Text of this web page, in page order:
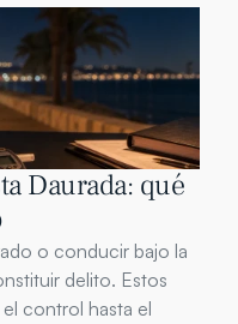
Daurada: qué
o conducir bajo la
delito. Estos
control hasta el